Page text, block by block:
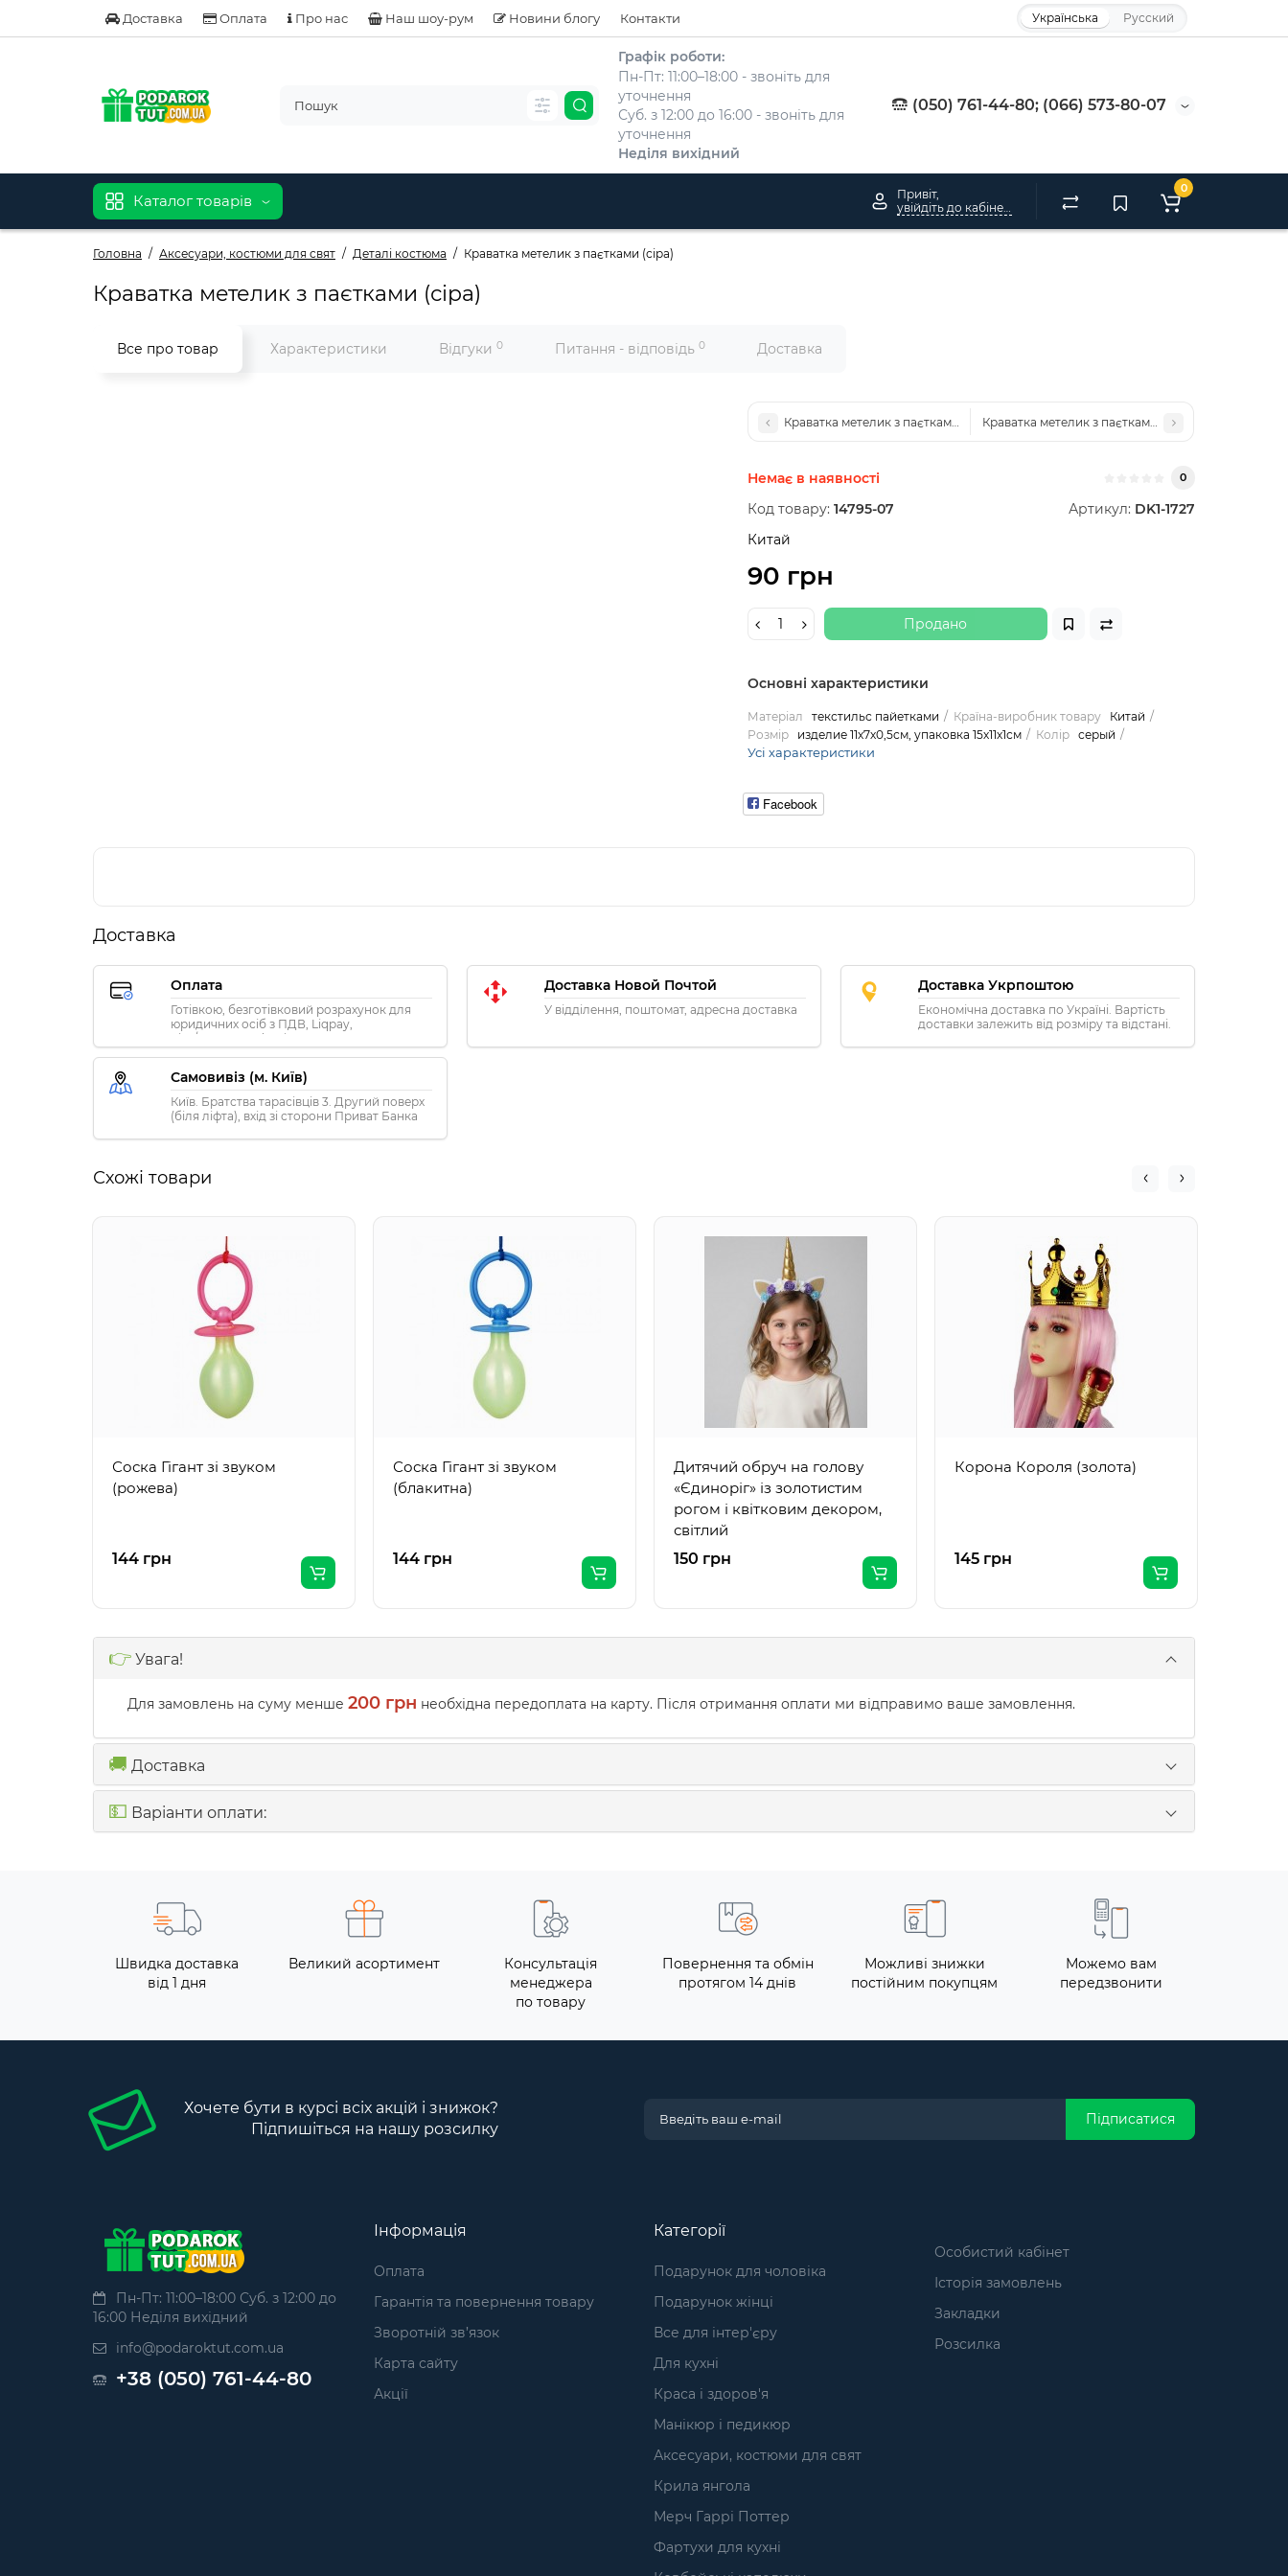
Доставка Оплата Про нас Наш шоу-рум Новини блогу Контакти Українська Русский
Графік роботи:
Пн-Пт: 11:00–18:00 - звоніть для
уточнення
Суб. з 12:00 до 16:00 - звоніть для
уточнення
Неділя вихідний
(050) 761-44-80; (066) 573-80-07
Каталог товарів
Привіт,
0
Головна Аксесуари, костюми для свят Деталі костюма Краватка метелик з паєтками (сіра)
Краватка метелик з паєтками (сіра)
Все про товар Характеристики Відгуки 0 Питання - відповідь 0 Доставка
Краватка метелик з паєтками (жовта)Краватка метелик з паєтками (блакитна)
Немає в наявності 0
Код товару: 14795-07 Артикул: DK1-1727
Китай
90 грн
Продано
Основні характеристики
Матеріал текстильс пайетками Країна-виробник товару
Китай
Розмір
изделие 11х7х0,5см, упаковка 15х11х1см Колір серый
Усі характеристики
Facebook
Доставка
Оплата
Готівкою, безготівковий розрахунок для
юридичних осіб з ПДВ, Liqpay,
Visa/MasterCard, Privat24
Доставка Новой Почтой
У відділення, поштомат, адресна доставка
Доставка Укрпоштою
Економічна доставка по Україні. Вартість
доставки залежить від розміру та відстані.
Самовивіз (м. Київ)
Київ. Братства тарасівців 3. Другий поверх
(біля ліфта), вхід зі сторони Приват Банка
Схожі товари
Соска Гігант зі звуком
(рожева)
144 грн
Соска Гігант зі звуком
(блакитна)
144 грн
Дитячий обруч на голову
«Єдиноріг» із золотистим
рогом і квітковим декором,
світлий
150 грн
Корона Короля (золота)
145 грн
👉 Увага!
Для замовлень на суму менше 200 грн необхідна передоплата на карту. Після отримання оплати ми відправимо ваше замовлення.
🚚 Доставка
💵 Варіанти оплати:
Швидка доставка
від 1 дня
Великий асортимент
Консультація
менеджера
по товару
Повернення та обмін
протягом 14 днів
Можливі знижки
постійним покупцям
Можемо вам
передзвонити
Хочете бути в курсі всіх акцій і знижок?
Підпишіться на нашу розсилку
Підписатися
Пн-Пт: 11:00–18:00 Суб. з 12:00 до
16:00 Неділя вихідний
info@podaroktut.com.ua
+38 (050) 761-44-80
Інформація
Оплата
Гарантія та повернення товару
Зворотній зв’язок
Карта сайту
Акції
Категорії
Подарунок для чоловіка
Подарунок жінці
Все для інтер'єру
Для кухні
Краса і здоров'я
Манікюр і педикюр
Аксесуари, костюми для свят
Крила янгола
Мерч Гаррі Поттер
Фартухи для кухні
Особистий кабінет
Історія замовлень
Закладки
Розсилка